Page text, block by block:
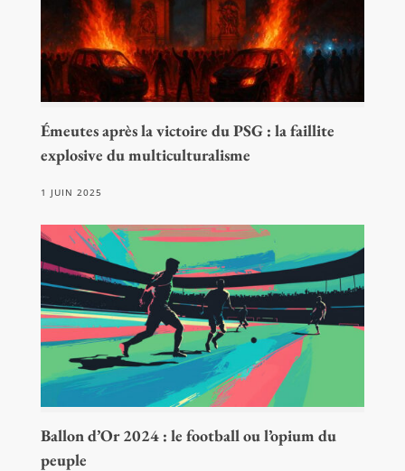
Émeutes après la victoire du PSG : la faillite
explosive du multiculturalisme
1 JUIN 2025
Ballon d’Or 2024 : le football ou l’opium du
peuple